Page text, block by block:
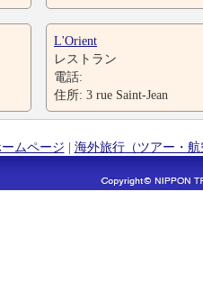
L'Orient
レストラン
電話:
住所: 3 rue Saint-Jean
ムページ | 海外旅行（ツアー・航